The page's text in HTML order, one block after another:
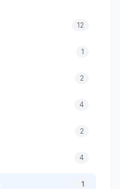
12
1
2
4
2
4
1